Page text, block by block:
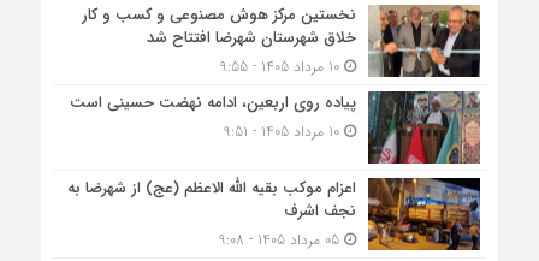
نخستین مرکز هوش مصنوعی و کسب‌ و کار
خلاق شهرستان شهرضا افتتاح شد
10 مرداد 1405 - 9:55
پیاده روی اربعین، ادامه نهضت حسینی است
10 مرداد 1405 - 9:51
اعزام موکب بقیه الله الاعظم (عج) از شهرضا به
نجف اشرف
05 مرداد 1405 - 9:08